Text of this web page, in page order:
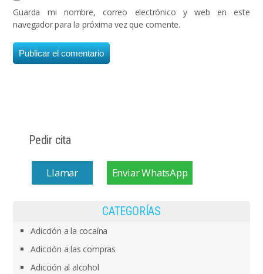
Guarda mi nombre, correo electrónico y web en este
navegador para la próxima vez que comente.
Pedir cita
Llamar Enviar WhatsApp
CATEGORÍAS
Adicción a la cocaína
Adicción a las compras
Adicción al alcohol